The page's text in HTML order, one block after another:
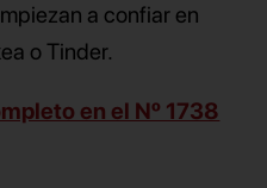
a confiar en
o Tinder.
en el Nº 1738